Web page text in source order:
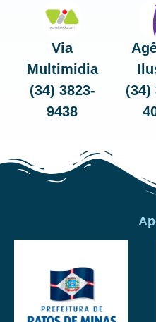
Via
Multimidia
(34) 3823-
9438
(34)